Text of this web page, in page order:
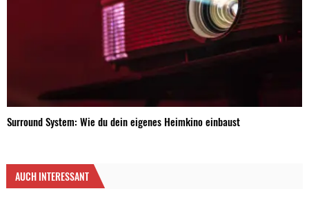
Surround System: Wie du dein eigenes Heimkino einbaust
AUCH INTERESSANT